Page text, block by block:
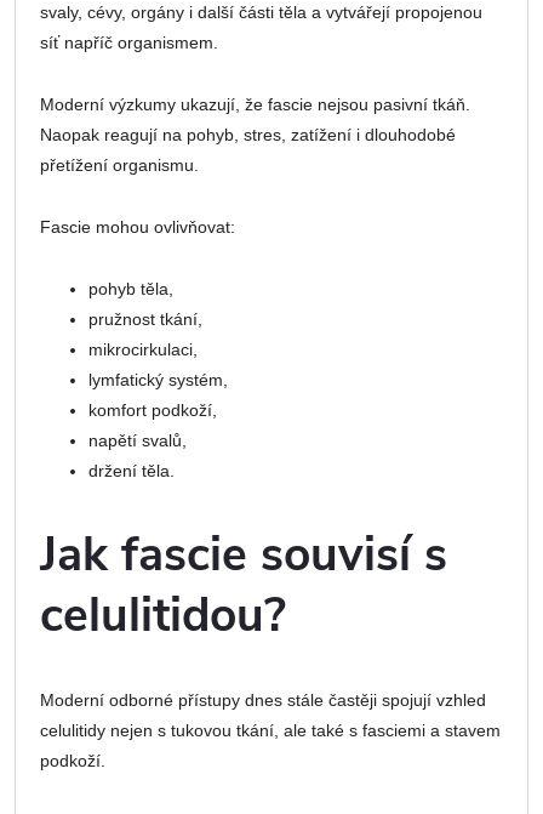
svaly, cévy, orgány i další části těla a vytvářejí propojenou
síť napříč organismem.
Moderní výzkumy ukazují, že fascie nejsou pasivní tkáň.
Naopak reagují na pohyb, stres, zatížení i dlouhodobé
přetížení organismu.
Fascie mohou ovlivňovat:
pohyb těla,
pružnost tkání,
mikrocirkulaci,
lymfatický systém,
komfort podkoží,
napětí svalů,
držení těla.
Jak fascie souvisí s
celulitidou?
Moderní odborné přístupy dnes stále častěji spojují vzhled
celulitidy nejen s tukovou tkání, ale také s fasciemi a stavem
podkoží.